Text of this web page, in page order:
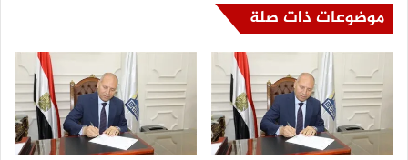
موضوعات ذات صلة